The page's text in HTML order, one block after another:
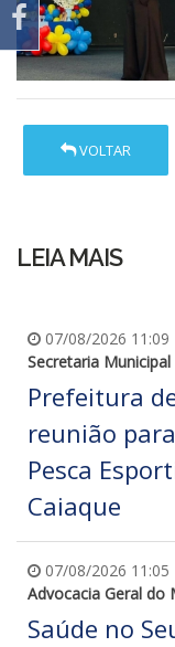
VOLTAR
LEIA MAIS
07/08/2026 11:09
Secretaria
Prefeitura
reunião
Pesca
Caiaque
07/08/2026 11:05
Advocacia Geral do
Saúde no